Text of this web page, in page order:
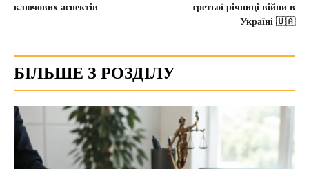
ключових аспектів
третьої річниці війни в
Україні 🇺🇦
БІЛЬШЕ З РОЗДІЛУ